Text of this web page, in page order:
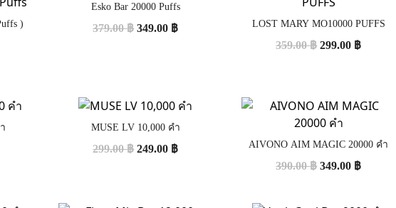
)
Esko Bar 20000 Puffs
379.00฿ 349.00 ฿ LOST MARY MO10000 PUFFS
359.00฿ 299.00 ฿
MUSE LV 10,000 คำ
299.00฿ 249.00 ฿ AIVONO AIM MAGIC 20000 คำ
390.00฿ 349.00 ฿